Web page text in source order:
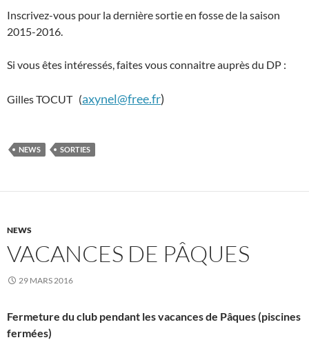
Inscrivez-vous pour la dernière sortie en fosse de la saison
2015-2016.
Si vous êtes intéressés, faites vous connaitre auprès du DP :
Gilles TOCUT (axynel@free.fr)
NEWS SORTIES
NEWS
VACANCES DE PÂQUES
29 MARS 2016
Fermeture du club pendant les vacances de Pâques (piscines
fermées)